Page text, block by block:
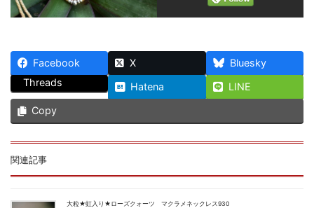
Facebook X
Bluesky
Threads
Hatena
LINE
Copy
関連記事
大粒★虹入り★ローズクォーツ マクラメネックレス930